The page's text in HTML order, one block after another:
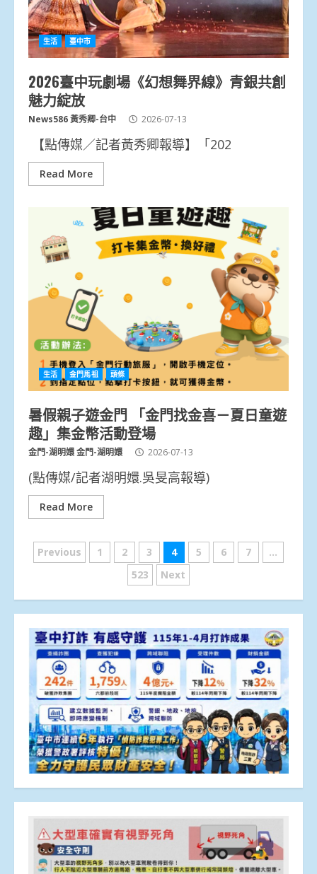
生活 臺中市
2026臺中玩劇場《幻想舞界線》青銀共創
魅力綻放
News586 黃秀卿-台中 2026-07-13
【點傳媒／記者黃秀卿報導】「202
Read More
生活 金門馬祖 頭條
暑假親子遊金門 「金門找金喜－夏日童遊
趣」集金幣活動登場
金門-湖明嬛 金門-湖明嬛 2026-07-13
(點傳媒/記者湖明嬛.吳旻高報導)
Read More
文
分
頁
Previous 1 2 3 4 5 6 7
...
523
Next